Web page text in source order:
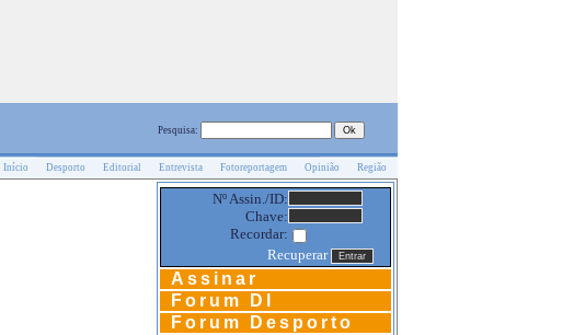
Pesquisa:
Início Desporto Editorial Entrevista Fotoreportagem Opinião Região
Nº Assin./ID:
Chave:
Recordar:
Recuperar
Assinar
Forum DI
Forum Desporto